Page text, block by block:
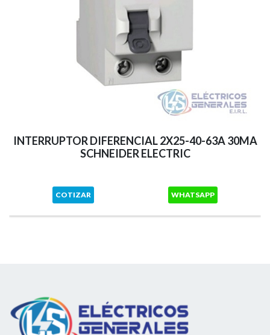
INTERRUPTOR DIFERENCIAL 2X25-40-63A 30MA
SCHNEIDER ELECTRIC
COTIZAR WHATSAPP